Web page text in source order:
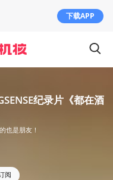
纪录片《都在酒
也是朋友！
阅
下载APP